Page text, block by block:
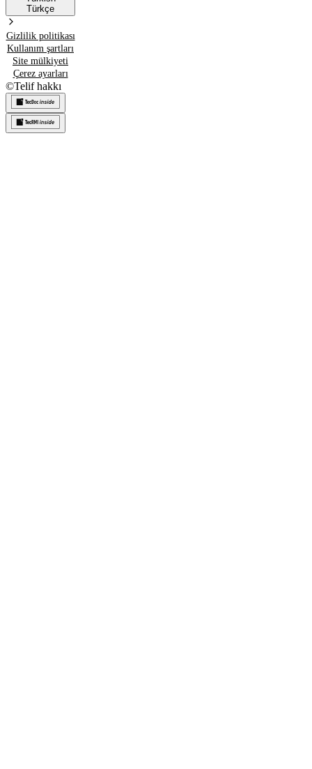
Türkçe
Gizlilik politikası
Kullanım şartları
Site mülkiyeti
Çerez ayarları
©Telif hakkı